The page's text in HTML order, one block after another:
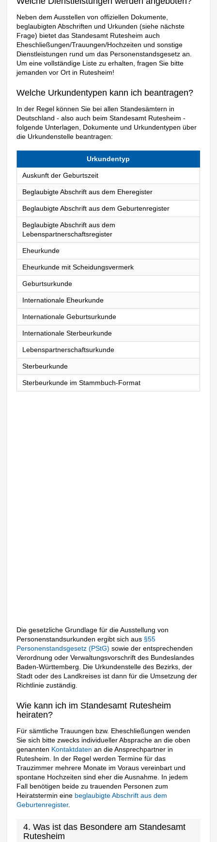
Neben dem Ausstellen von offiziellen Dokumente,
beglaubigten Abschriften und Urkunden (siehe nächste
Frage) bietet das Standesamt Rutesheim auch
Eheschließungen/Trauungen/Hochzeiten und sonstige
Dienstleistungen rund um das Personenstandsgesetz an.
Um eine vollständige Liste zu erhalten, fragen Sie bitte
jemanden vor Ort in Rutesheim!
Welche Urkundentypen kann ich beantragen?
In der Regel können Sie bei allen Standesämtern in
Deutschland - also auch beim Standesamt Rutesheim -
folgende Unterlagen, Dokumente und Urkundentypen über
die Urkundenstelle beantragen:
Urkundentyp
Auskunft der Geburtszeit
Beglaubigte Abschrift aus dem Eheregister
Beglaubigte Abschrift aus dem Geburtenregister
Beglaubigte Abschrift aus dem
Lebenspartnerschaftsregister
Eheurkunde
Eheurkunde mit Scheidungsvermerk
Geburtsurkunde
Internationale Eheurkunde
Internationale Geburtsurkunde
Internationale Sterbeurkunde
Lebenspartnerschaftsurkunde
Sterbeurkunde
Sterbeurkunde im Stammbuch-Format
Die gesetzliche Grundlage für die Ausstellung von
Personenstandsurkunden ergibt sich aus §55
Personenstandsgesetz (PStG)sowie der entsprechenden
Verordnung oder Verwaltungsvorschrift des Bundeslandes
Baden-Württemberg. Die Urkundenstelle des Bezirks, der
Stadt oder des Landkreises ist dann für die Umsetzung der
Richtlinie zuständig.
Wie kann ich im Standesamt Rutesheim
heiraten?
Für sämtliche Trauungen bzw. Eheschließungen wenden
Sie sich bitte zwecks individueller Absprache an die oben
genannten Kontaktdaten an die Ansprechpartner in
Rutesheim. In der Regel werden Termine für das
Trauzimmer mehrere Monate im Voraus vereinbart und
spontane Hochzeiten sind eher die Ausnahme. In jedem
Fall benötigen beide zu trauenden Personen zum
Heiratstermin eine beglaubigte Abschrift aus dem
Geburtenregister.
4. Was ist das Besondere am Standesamt
Rutesheim